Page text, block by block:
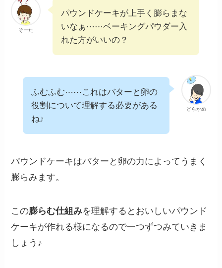
そーた
パウンドケーキが上手く膨らまな
いなぁ⋯⋯ベーキングパウダー入
れた方がいいの？
どらかめ
ふむふむ⋯⋯これはバターと卵の
役割について理解する必要がある
ね♪
パウンドケーキはバターと卵の力によってうまく
膨らみます。
この膨らむ仕組みを理解するとおいしいパウンド
ケーキが作れる様になるので一つずつみていきま
しょう♪